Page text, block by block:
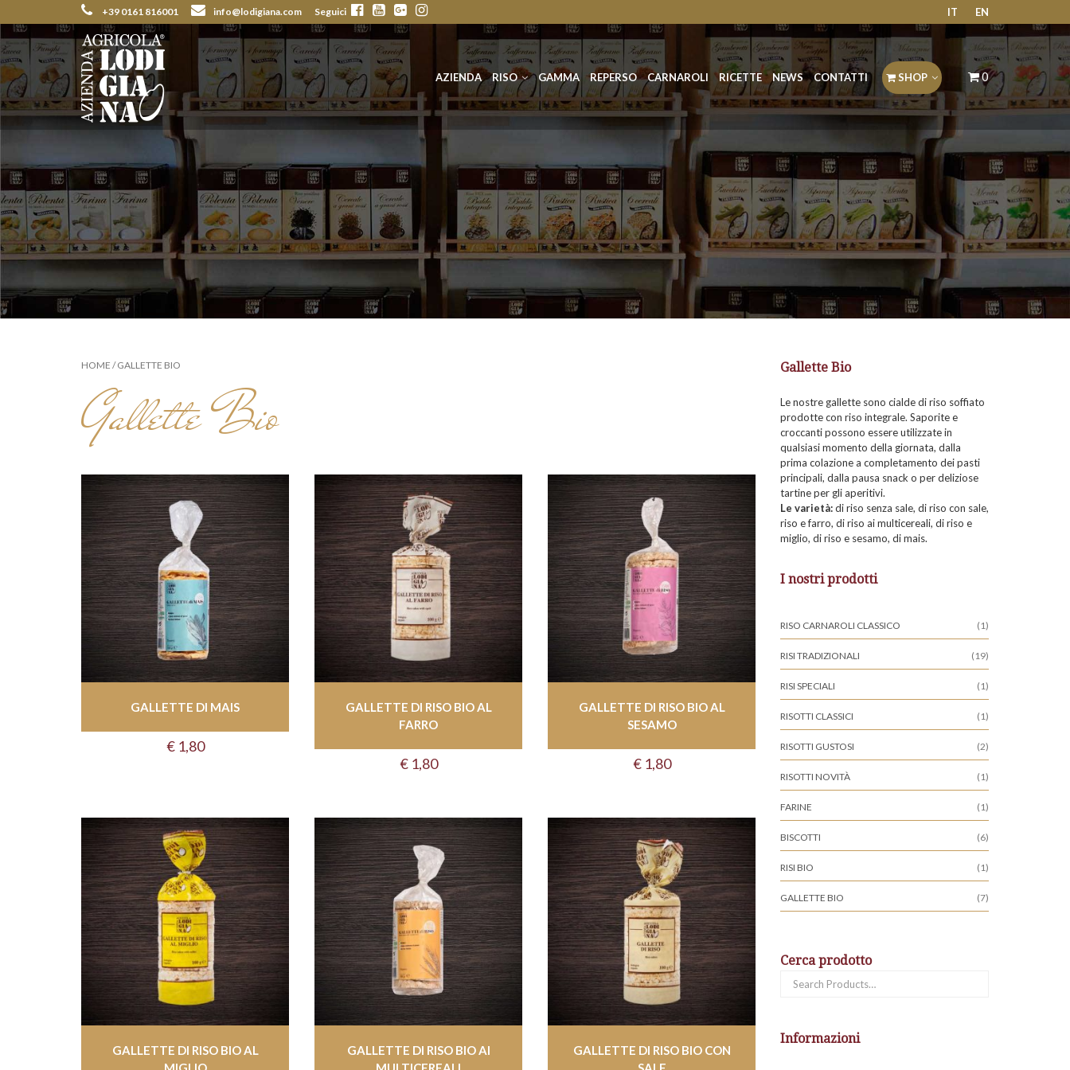
+39 0161 816001 info@lodigiana.com Seguici IT EN
AZIENDA RISO GAMMA REPERSO CARNAROLI RICETTE NEWS CONTATTI SHOP 0
HOME / GALLETTE BIO
Gallette Bio
GALLETTE DI MAIS
€1,80
GALLETTE DI RISO BIO AL
FARRO
€1,80
GALLETTE DI RISO BIO AL
SESAMO
€1,80
GALLETTE DI RISO BIO AL
GALLETTE DI RISO BIO AI
GALLETTE DI RISO BIO CON
Gallette Bio
Le nostre gallette sono cialde di riso soffiato
prodotte con riso integrale. Saporite e
croccanti possono essere utilizzate in
qualsiasi momento della giornata, dalla
prima colazione a completamento dei pasti
principali, dalla pausa snack o per deliziose
tartine per gli aperitivi.
Le varietà:di riso senza sale, di riso con sale,
riso e farro, di riso ai multicereali, di riso e
miglio, di riso e sesamo, di mais.
I nostri prodotti
RISO CARNAROLI CLASSICO (1)
RISI TRADIZIONALI (19)
RISI SPECIALI (1)
RISOTTI CLASSICI (1)
RISOTTI GUSTOSI (2)
RISOTTI NOVITÀ (1)
FARINE (1)
BISCOTTI (6)
RISI BIO (1)
GALLETTE BIO (7)
Cerca prodotto
Cerca:
Informazioni